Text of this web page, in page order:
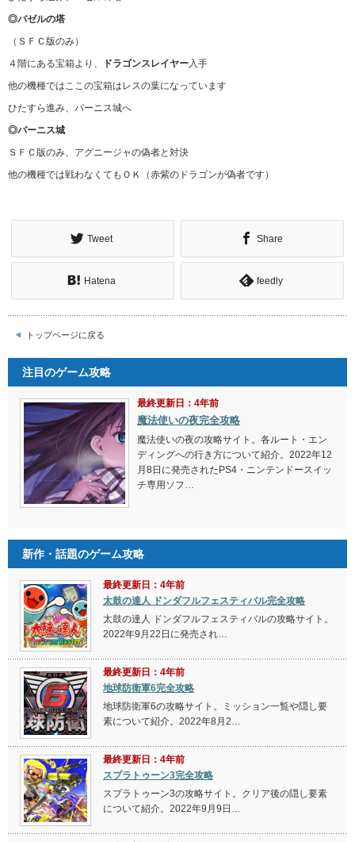
◎バゼルの塔
（ＳＦＣ版のみ）
４階にある宝箱より、
ドラゴンスレイヤー 入手
他の機種ではここの宝箱はレスの葉になっています
ひたすら進み、バーニス城へ
◎バーニス城
ＳＦＣ版のみ、アグニージャの偽者と対決
他の機種では戦わなくてもＯＫ（赤紫のドラゴンが偽者です）
Tweet Share
Hatena feedly
トップページに戻る
注目のゲーム攻略
最終更新日：4年前
魔法使いの夜完全攻略
魔法使いの夜の攻略サイト。各ルート・エン
ディングへの行き方について紹介。2022年12
月8日に発売されたPS4・ニンテンドースイッ
チ専用ソフ…
新作・話題のゲーム攻略
最終更新日：4年前
太鼓の達人 ドンダフルフェスティバル完全攻略
太鼓の達人 ドンダフルフェスティバルの攻略サイト。
2022年9月22日に発売され…
最終更新日：4年前
地球防衛軍6完全攻略
地球防衛軍6の攻略サイト。ミッション一覧や隠し要
素について紹介。2022年8月2…
最終更新日：4年前
スプラトゥーン3完全攻略
スプラトゥーン3の攻略サイト。クリア後の隠し要素
について紹介。2022年9月9日…